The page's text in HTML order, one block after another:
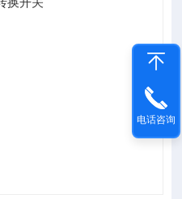
电话咨询